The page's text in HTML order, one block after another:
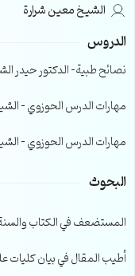
الشيخ معين شرارة
الدروس
نصائح طبية- الدكتور حيدر الشرع
مهارات الدرس الحوزوي –
مهارات الدرس الحوزوي –
البحوث
المستضعف في الكتاب
أطيب المقال في بيان كليات